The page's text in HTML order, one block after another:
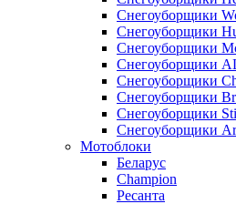
Снегоуборщики
Снегоуборщики
Снегоуборщики
Снегоуборщики
Снегоуборщики
Снегоуборщики
Снегоуборщики
Снегоуборщики
Мотоблоки
Беларус
Champion
Ресанта